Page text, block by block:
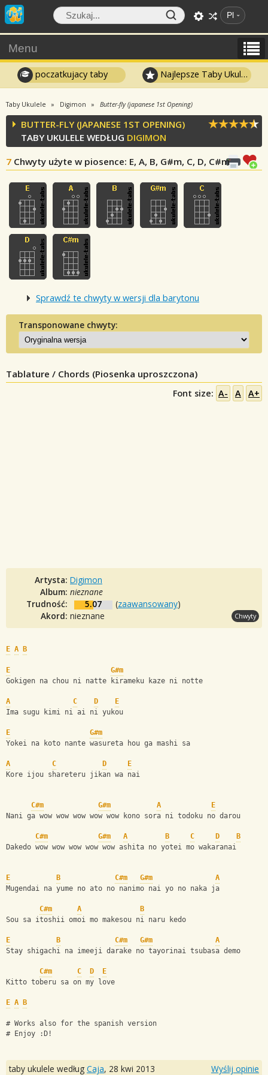
Pl
Menu
poczatkujacy taby Najlepsze Taby Ukulele
Taby Ukulele Digimon Butter-fly (japanese 1st Opening)
BUTTER-FLY (JAPANESE 1ST OPENING)
TABY UKULELE WEDŁUG DIGIMON
7 Chwyty użyte w piosence: E, A, B, G#m, C, D, C#m
Sprawdź te chwyty w wersji dla barytonu
Transponowane chwyty:
Tablature / Chords (Piosenka uproszczona)
Font size: A- A A+
Artysta: Digimon
Album: nieznane
Trudność:
5.07 (zaawansowany)
Akord: nieznane Chwyty
E A B
E
G#m
Gokigen na chou ni natte kirameku kaze ni notte
A C D
E
Ima sugu kimi ni ai ni yukou
E
G#m
Yokei na koto nante wasureta hou ga mashi sa
A C D
E
Kore ijou shareteru jikan wa nai
C#m G#m A
E
Nani ga wow wow wow wow wow kono sora ni todoku no darou
C#m G#m A B C D
B
Dakedo wow wow wow wow wow ashita no yotei mo wakaranai
E B C#m G#m
A
Mugendai na yume no ato no nanimo nai yo no naka ja
C#m A
B
Sou sa itoshii omoi mo makesou ni naru kedo
E B C#m G#m
A
Stay shigachi na imeeji darake no tayorinai tsubasa demo
C#m C D
E
Kitto toberu sa on my love
E A B
# Works also for the spanish version
# Enjoy :D!
taby ukulele według Caja, 28 kwi 2013 Wyślij opinie